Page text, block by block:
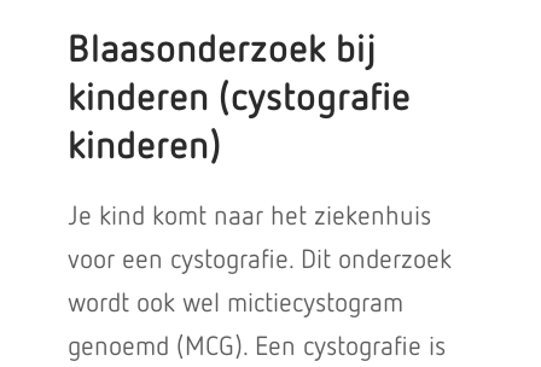
Blaasonderzoek bij
kinderen (cystografie
kinderen)
Je kind komt naar het ziekenhuis
voor een cystografie. Dit onderzoek
wordt ook wel mictiecystogram
genoemd (MCG). Een cystografie is